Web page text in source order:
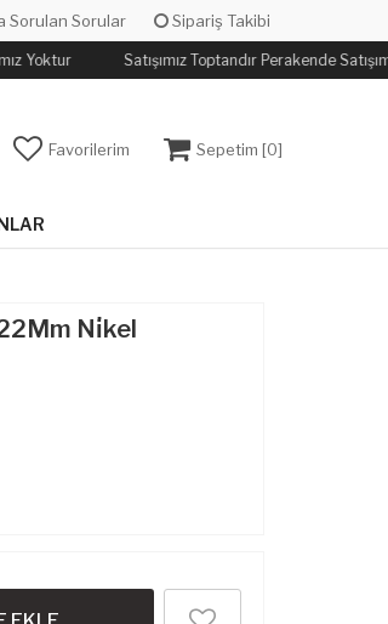
Sorulan Sorular Sipariş Takibi
Yoktur Satışımız Toptandır Perakende
Favorilerim Sepetim [0]
Ni̇kel